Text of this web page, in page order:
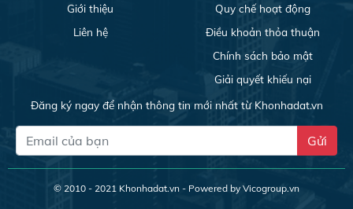
Giới thiệu
Liên hệ
Quy chế hoạt động
Điều khoản thỏa thuận
Chính sách bảo mật
Giải quyết khiếu nại
Đăng ký ngay để nhận thông tin mới nhất từ Khonhadat.vn
Gửi
© 2010 - 2021 Khonhadat.vn - Powered by Vicogroup.vn